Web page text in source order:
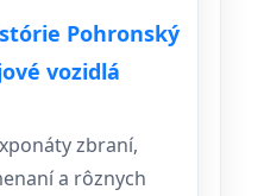
Pohronský
vozidlá
zbraní,
a rôznych